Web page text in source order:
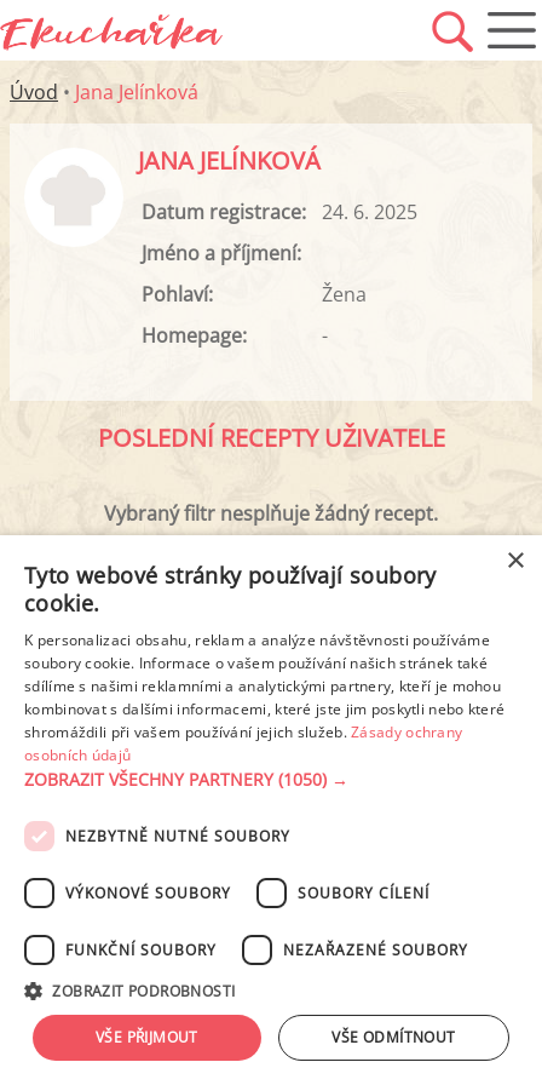
Úvod • Jana Jelínková
JANA JELÍNKOVÁ
Datum registrace:
24. 6. 2025
Jméno a příjmení:
Pohlaví:
Žena
Homepage:
-
POSLEDNÍ RECEPTY UŽIVATELE
Vybraný filtr nesplňuje žádný recept.
PODMÍNKY UŽITÍ ZÁSADY OCHRANY OSOBNÍCH ÚDAJŮ
© 2003-2026 ekucharka.cz
, ISSN 2694-6866, jakékoli veřejné šíření obsahu
tohoto serveru je bez písemného souhlasu provozovatele zakázáno.
Design: Eva Roverová
×
Tyto webové stránky používají soubory
cookie.
K personalizaci obsahu, reklam a analýze návštěvnosti používáme
soubory cookie. Informace o vašem používání našich stránek také
sdílíme s našimi reklamními a analytickými partnery, kteří je mohou
kombinovat s dalšími informacemi, které jste jim poskytli nebo které
shromáždili při vašem používání jejich služeb.Zásady ochrany
osobních údajů
ZOBRAZIT VŠECHNY PARTNERY(1050) →
NEZBYTNĚ NUTNÉ SOUBORY
VÝKONOVÉ SOUBORY SOUBORY CÍLENÍ
FUNKČNÍ SOUBORY NEZAŘAZENÉ SOUBORY
ZOBRAZIT PODROBNOSTI
VŠE PŘIJMOUT VŠE ODMÍTNOUT